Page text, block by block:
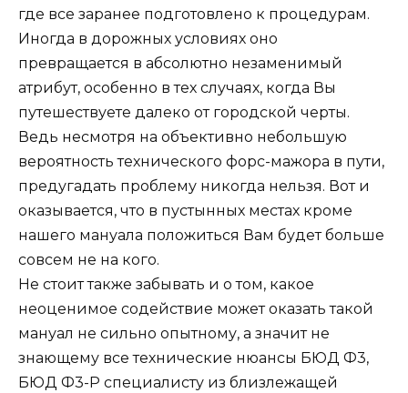
где все заранее подготовлено к процедурам.
Иногда в дорожных условиях оно
превращается в абсолютно незаменимый
атрибут, особенно в тех случаях, когда Вы
путешествуете далеко от городской черты.
Ведь несмотря на объективно небольшую
вероятность технического форс-мажора в пути,
предугадать проблему никогда нельзя. Вот и
оказывается, что в пустынных местах кроме
нашего мануала положиться Вам будет больше
совсем не на кого.
Не стоит также забывать и о том, какое
неоценимое содействие может оказать такой
мануал не сильно опытному, а значит не
знающему все технические нюансы БЮД Ф3,
БЮД Ф3-Р специалисту из близлежащей